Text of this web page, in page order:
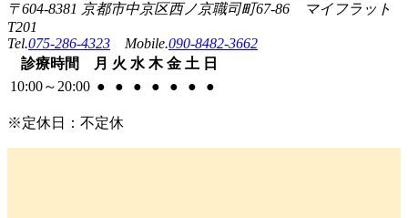
〒604-8381 京都市中京区西ノ京職司町67-86 マイフラット
T201
Tel.075-286-4323 Mobile.090-8482-3662
診療時間 月 火 水 木 金 土 日
10:00～20:00 ● ● ● ● ● ● ●
※定休日：不定休